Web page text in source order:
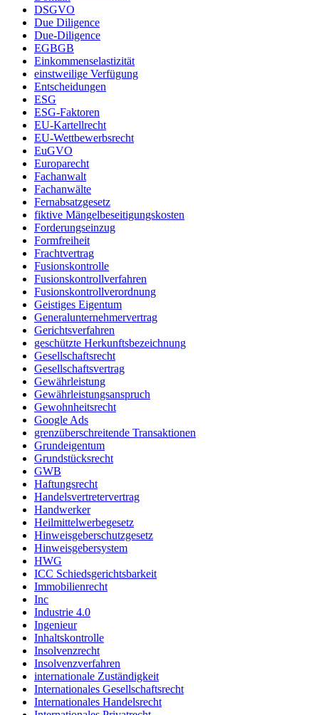
DSGVO
Due Diligence
Due-Diligence
EGBGB
Einkommenselastizität
einstweilige Verfügung
Entscheidungen
ESG
ESG-Faktoren
EU-Kartellrecht
EU-Wettbewerbsrecht
EuGVO
Europarecht
Fachanwalt
Fachanwälte
Fernabsatzgesetz
fiktive Mängelbeseitigungskosten
Forderungseinzug
Formfreiheit
Frachtvertrag
Fusionskontrolle
Fusionskontrollverfahren
Fusionskontrollverordnung
Geistiges Eigentum
Generalunternehmervertrag
Gerichtsverfahren
geschützte Herkunftsbezeichnung
Gesellschaftsrecht
Gesellschaftsvertrag
Gewährleistung
Gewährleistungsanspruch
Gewohnheitsrecht
Google Ads
grenzüberschreitende Transaktionen
Grundeigentum
Grundstücksrecht
GWB
Haftungsrecht
Handelsvertretervertrag
Handwerker
Heilmittelwerbegesetz
Hinweisgeberschutzgesetz
Hinweisgebersystem
HWG
ICC Schiedsgerichtsbarkeit
Immobilienrecht
Inc
Industrie 4.0
Ingenieur
Inhaltskontrolle
Insolvenzrecht
Insolvenzverfahren
internationale Zuständigkeit
Internationales Gesellschaftsrecht
Internationales Handelsrecht